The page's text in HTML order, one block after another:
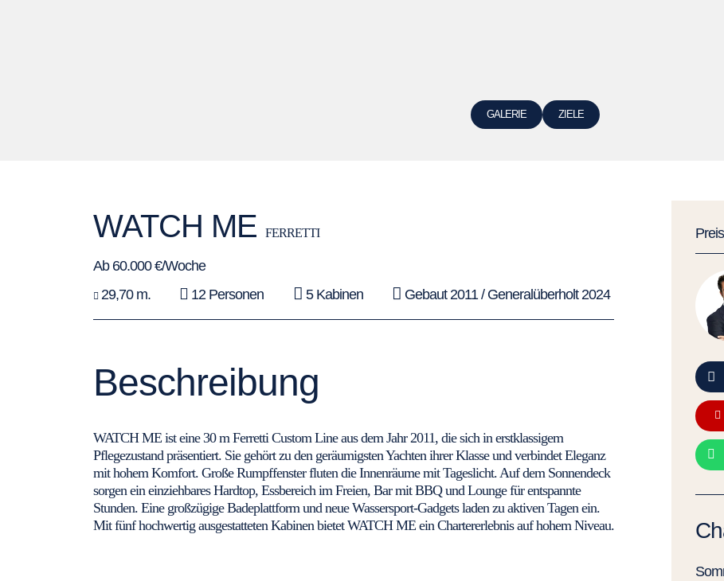
GALERIE ZIELE
WATCH ME FERRETTI
Ab 60.000 €/Woche
29,70 m.
12 Personen 5 Kabinen Gebaut 2011 / Generalüberholt 2024
Beschreibung
WATCH ME ist eine 30 m Ferretti Custom Line aus dem Jahr 2011, die sich in erstklassigem
Pflegezustand präsentiert. Sie gehört zu den geräumigsten Yachten ihrer Klasse und verbindet Eleganz
mit hohem Komfort. Große Rumpffenster fluten die Innenräume mit Tageslicht. Auf dem Sonnendeck
sorgen ein einziehbares Hardtop, Essbereich im Freien, Bar mit BBQ und Lounge für entspannte
Stunden. Eine großzügige Badeplattform und neue Wassersport-Gadgets laden zu aktiven Tagen ein.
Mit fünf hochwertig ausgestatteten Kabinen bietet WATCH ME ein Chartererlebnis auf hohem Niveau.